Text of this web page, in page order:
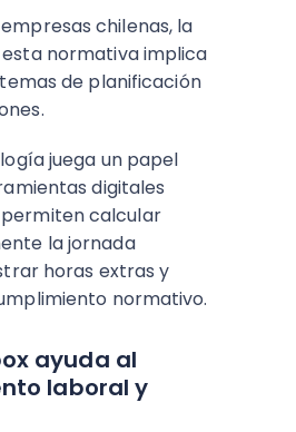
chilenas, la
normativa implica
de planificación
juega un papel
digitales
permiten calcular
la jornada
horas extras y
normativo.
ayuda al
laboral y